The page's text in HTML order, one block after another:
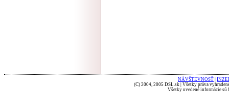
NÁVŠTEVNOSŤ
(C) 2004, 2005 DSL.sk | Všetky práva
Všetky uvedené informácie sú